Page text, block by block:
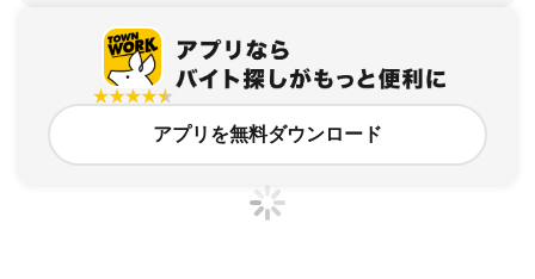
アプリを無料ダウンロード